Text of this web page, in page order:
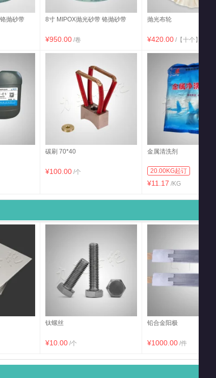
抛砂带 8寸 MIPOX抛光砂带 铬抛砂带
¥950.00 /卷
抛光布轮
¥420.00 /【十个】
碳刷 70*40
¥100.00 /个
金属清洗剂
20.00KG起订
¥11.17 /KG
钛螺丝
¥10.00 /个
铅合金阳极
¥1000.00 /件